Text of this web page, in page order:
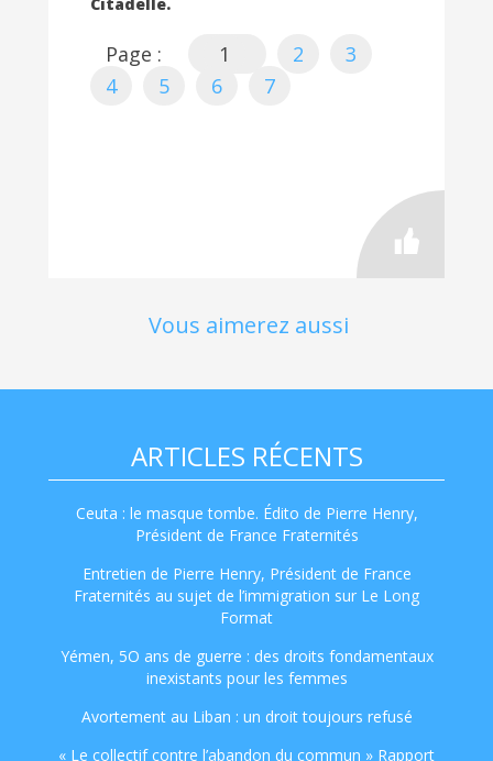
Page : 1 2
3
4
5 6 7
Vous aimerez aussi
ARTICLES RÉCENTS
Ceuta : le masque tombe. Édito de Pierre Henry,
Président de France Fraternités
Entretien de Pierre Henry, Président de France
Fraternités au sujet de l’immigration sur Le Long
Format
Yémen, 5O ans de guerre : des droits fondamentaux
inexistants pour les femmes
Avortement au Liban : un droit toujours refusé
« Le collectif contre l’abandon du commun » Rapport